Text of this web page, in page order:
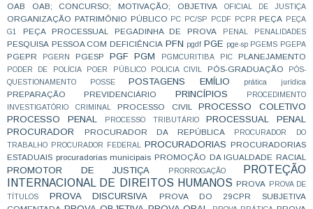
OAB OAB; CONCURSO; MOTIVAÇÃO; OBJETIVA OFICIAL DE JUSTIÇA
ORGANIZAÇÃO PATRIMÔNIO PÚBLICO PC PC/SP PCDF PCPR PEÇA
PEÇA
G1
PEÇA PROCESSUAL PEGADINHA DE PROVA PENAL PENALIDADES
PESQUISA PESSOA COM DEFICIÊNCIA PFN pgdf PGE pge-sp PGEMS PGEPA
PGEPR PGERN PGESP PGF PGM PGMCURITIBA PIC PLANEJAMENTO
PODER DE POLÍCIA POER PÚBLICO POLICIA CIVIL PÓS-GRADUAÇÃO
PÓS-
QUESTIONAMENTO
POSSE POSTAGENS EMÍLIO prática jurídica
PREPARAÇÃO PREVIDENCIÁRIO PRINCÍPIOS
PROCEDIMENTO
INVESTIGATÓRIO CRIMINAL
PROCESSO CIVIL
PROCESSO COLETIVO
PROCESSO PENAL
PROCESSO TRIBUTÁRIO
PROCESSUAL PENAL
PROCURADOR
PROCURADOR DA REPÚBLICA
PROCURADOR DO
TRABALHO
PROCURADOR FEDERAL PROCURADORIAS PROCURADORIAS
ESTADUAIS procuradorias municipais PROMOÇÃO DA IGUALDADE RACIAL
PROMOTOR DE JUSTIÇA PRORROGAÇÃO
PROTEÇÃO
INTERNACIONAL DE DIREITOS HUMANOS PROVA
PROVA DE
TÍTULOS
PROVA DISCURSIVA
PROVA DO 29CPR SUBJETIVA